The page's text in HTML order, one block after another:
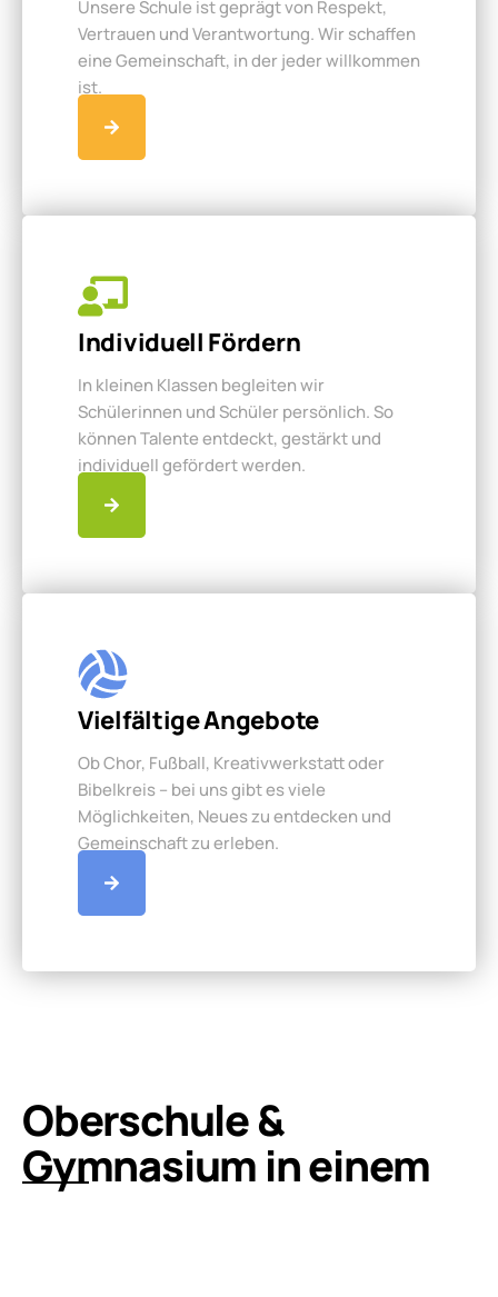
Unsere Schule ist geprägt von Respekt,
Vertrauen und Verantwortung. Wir schaffen
eine Gemeinschaft, in der jeder willkommen
ist.
Individuell Fördern
In kleinen Klassen begleiten wir
Schülerinnen und Schüler persönlich. So
können Talente entdeckt, gestärkt und
individuell gefördert werden.
Vielfältige Angebote
Ob Chor, Fußball, Kreativwerkstatt oder
Bibelkreis – bei uns gibt es viele
Möglichkeiten, Neues zu entdecken und
Gemeinschaft zu erleben.
Oberschule &
Gymnasium in einem